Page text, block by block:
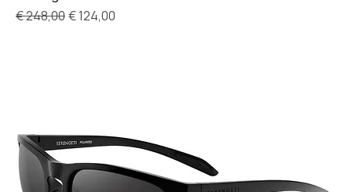
Normale prijs
€ 248,00Verkoopprijs
€ 124,00